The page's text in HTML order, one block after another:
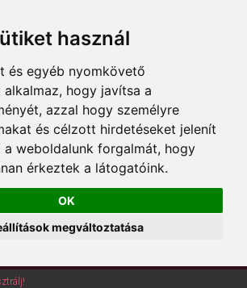
használ
és egyéb nyomkövető
hogy javítsa a
azzal hogy személyre
és célzott hirdetéseket jelenít
a weboldalunk forgalmát, hogy
érkeztek a látogatóink.
OK
megváltoztatása